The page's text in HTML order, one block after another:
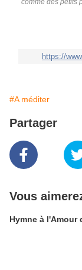
https://
#A méditer
Partager
Vous
Hymne à l'Amour